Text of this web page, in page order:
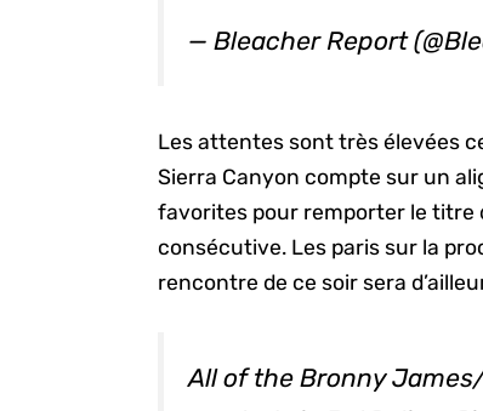
— Bleacher Report
Les attentes sont très élevées
Sierra Canyon compte sur un
favorites pour remporter le titre
consécutive. Les paris sur la
rencontre de ce soir sera
All of the Bronny